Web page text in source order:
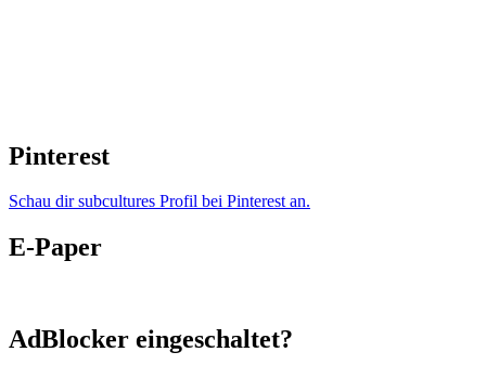
Pinterest
Schau dir subcultures Profil bei Pinterest an.
E-Paper
AdBlocker eingeschaltet?